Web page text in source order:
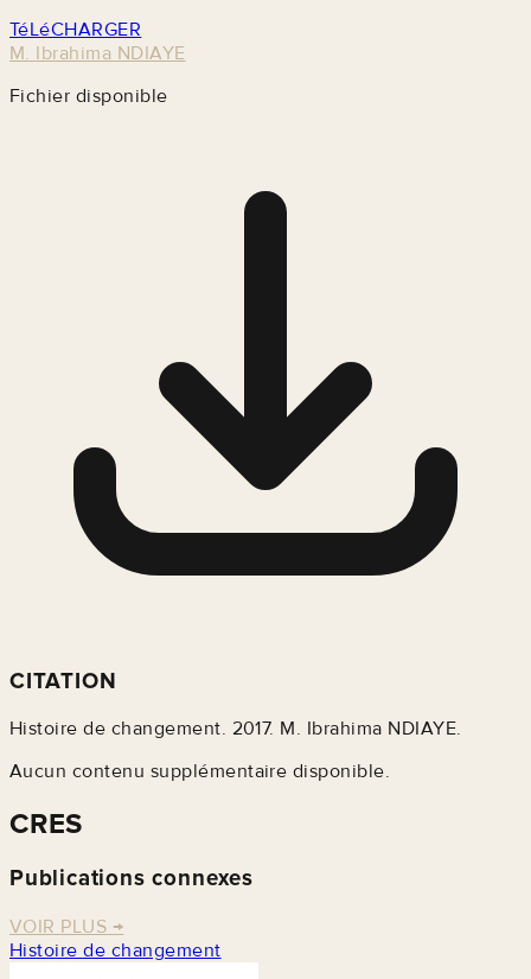
TéLéCHARGER
M. Ibrahima NDIAYE
Fichier disponible
CITATION
Histoire de changement. 2017. M. Ibrahima NDIAYE.
Aucun contenu supplémentaire disponible.
CRES
Publications connexes
VOIR PLUS →
Histoire de changement